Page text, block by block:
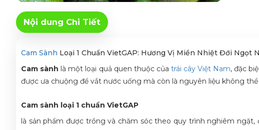
Nội dung Chi Tiết
Cam Sành Loại 1 Chuẩn VietGAP: Hương Vị Miền Nhiệt Đới Ngọt
Cam sành là một loại quả quen thuộc của trái cây Việt Nam, đặc
được ưa chuộng để vắt nước uống mà còn là nguyên liệu không
Cam sành loại 1 chuẩn VietGAP
là sản phẩm được trồng và chăm sóc theo quy trình nghiêm